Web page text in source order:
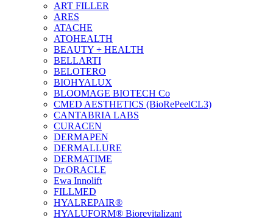
ART FILLER
ARES
ATACHE
ATOHEALTH
BEAUTY + HEALTH
BELLARTI
BELOTERO
BIOHYALUX
BLOOMAGE BIOTECH Co
CMED AESTHETICS (BioRePeelCL3)
CANTABRIA LABS
CURACEN
DERMAPEN
DERMALLURE
DERMATIME
Dr.ORACLE
Ewa Innolift
FILLMED
НYALREPAIR®
HYALUFORM® Biorevitalizant